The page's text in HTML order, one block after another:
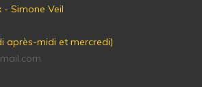
- Simone Veil
après-midi et mercredi)